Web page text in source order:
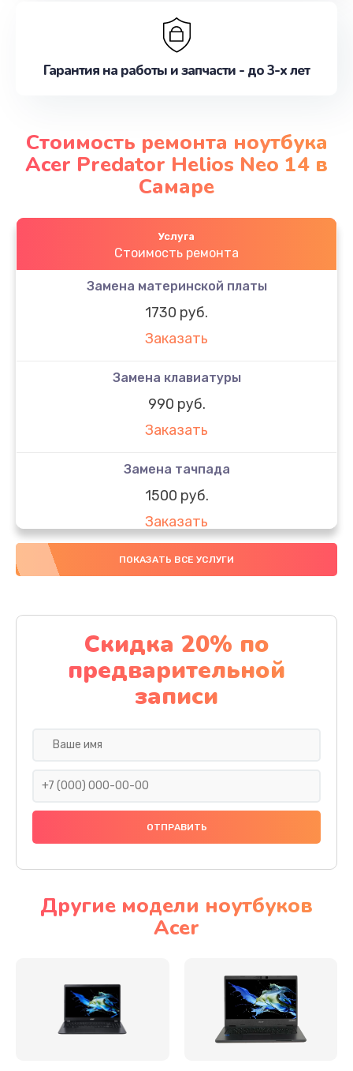
Гарантия на работы и запчасти - до 3-х лет
Стоимость ремонта ноутбука
Acer Predator Helios Neo 14 в
Самаре
Услуга
Стоимость ремонта
Замена материнской платы
1730 руб.
Заказать
Замена клавиатуры
990 руб.
Заказать
Замена тачпада
1500 руб.
Заказать
Замена южного моста
Заказать
Чистка от пыли
1060 руб.
Заказать
Ремонт подсветки
Настройка BIOS
Замена видеочипа
ПОКАЗАТЬ ВСЕ УСЛУГИ
Скидка 20% по
предварительной
записи
Другие модели ноутбуков
Acer